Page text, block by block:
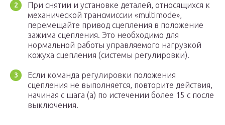
При снятии и установке деталей, относящихся к
механической трансмиссии «multimode»,
перемещайте привод сцепления в положение
зажима сцепления. Это необходимо для
нормальной работы управляемого нагрузкой
кожуха сцепления (системы регулировки).
Если команда регулировки положения
сцепления не выполняется, повторите действия,
начиная с шага (a) по истечении более 15 с после
выключения.